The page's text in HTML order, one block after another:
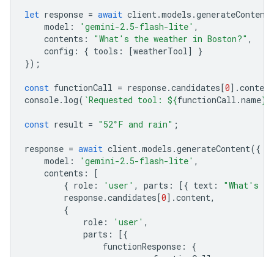
let response = await client.models .generateContent
model : 'gemini-2.5-flash-lite' ,
contents : "What's the weather in Boston?" ,
config : { tools : [weatherTool]
}
});
const functionCall = response.candidates[0].content
console. log( `Requested tool: ${functionCall .name}
const result = "52°F and rain" ;
response = await client.models .generateContent({
model : 'gemini-2.5-flash-lite' ,
contents :
[
{ role : 'user' , parts : [{ text :
"What's
response.candidates[0].content,
{
role : 'user' ,
parts :
[{
functionResponse :
{